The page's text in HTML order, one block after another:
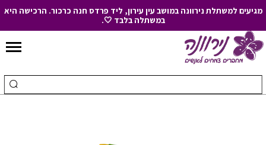
to
מגיעים למשתלת נירוונה במושב עין עירון, ליד פרדס חנה כרכור. הרכישה היא
במשתלה בלבד 🤍.